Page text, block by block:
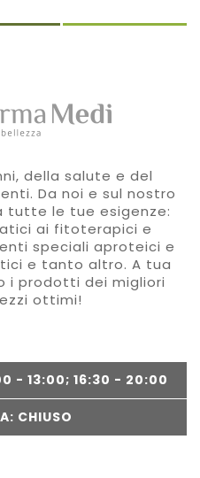
della salute e del
Da noi e sul nostro
tutte le tue esigenze:
ai fitoterapici e
speciali aproteici e
e tanto altro. A tua
i prodotti dei migliori
ottimi!
- 13:00; 16:30 - 20:00
CHIUSO